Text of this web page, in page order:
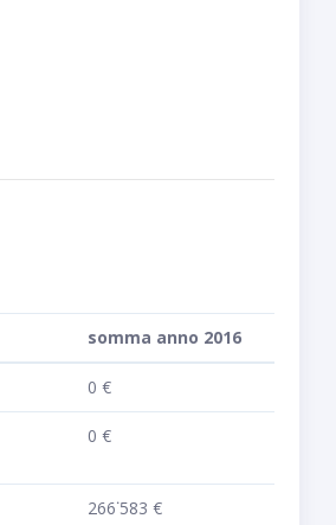
somma anno 2016
0 €
0 €
266˙583 €